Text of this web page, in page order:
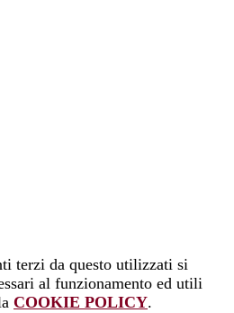
terzi da questo utilizzati si
al funzionamento ed utili
COOKIE POLICY.